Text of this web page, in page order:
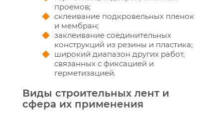
проемов;
склеивание подкровельных пленок
и мембран;
заклеивание соединительных
конструкций из резины и пластика;
широкий диапазон других работ,
связанных с фиксацией и
герметизацией.
Виды строительных лент и
сфера их применения